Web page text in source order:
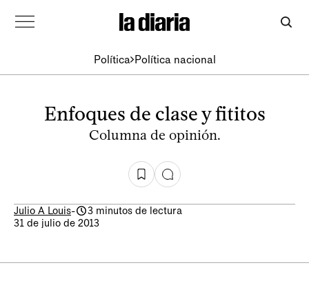
Política Política nacional
Enfoques de clase y fititos
Columna de opinión.
Julio A Louis-
3 minutos de lectura
31 de julio de 2013